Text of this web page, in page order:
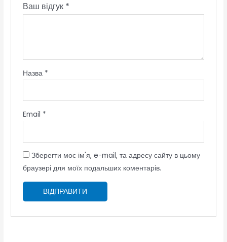
Ваш відгук *
Назва *
Email *
Зберегти моє ім'я, e-mail, та адресу сайту в цьому
браузері для моїх подальших коментарів.